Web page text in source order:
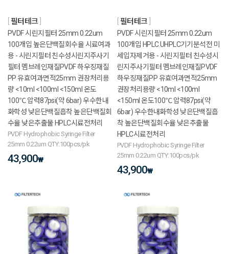
필터테크
PVDF 시린지필터 25mm 0.22um
100개입 높은단백질회수율 시료여과
용 - 시린지필터 친수성시린지주사기
필터 멤브레인재질PVDF 하우징재질
PP 유효여과면적25mm 권장처리용
량 <10ml <100ml <150ml 온도
100℃ 압력87psi(약 6bar) 우수한내
화학성 낮은단백질흡착 높은단백질회
수율 낮은추출물 HPLC시료전처리
PVDF Hydrophobic Syringe Filter
25mm 0.22um QTY:100pcs/pk
43,900₩
필터테크
PVDF 시린지필터 25mm 0.22um
100개입 HPLC UHPLC기기분석전 미
세입자제거용 - 시린지필터 친수성시
린지주사기필터 멤브레인재질PVDF
하우징재질PP 유효여과면적25mm
권장처리용량 <10ml <100ml
<150ml 온도100℃ 압력87psi(약
6bar) 우수한내화학성 낮은단백질흡
착 높은단백질회수율 낮은추출물
HPLC시료전처리
PVDF Hydrophobic Syringe Filter
25mm 0.22um QTY:100pcs/pk
43,900₩